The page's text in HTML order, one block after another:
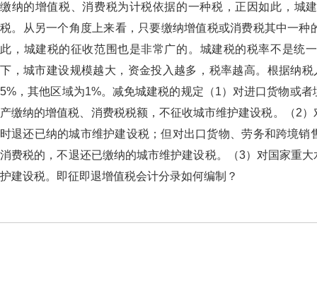
缴纳的增值税、消费税为计税依据的一种税，正因如此
税。从另一个角度上来看，只要缴纳增值税或消费税其中一种的
此，城建税的征收范围也是非常广的。城建税的税率不是统
下，城市建设规模越大，资金投入越多，税率越高。根据
5%，其他区域为1%。减免城建税的规定（1）对进口货物
产缴纳的增值税、消费税税额，不征收城市维护建设税。（2
时退还已纳的城市维护建设税；但对出口货物、劳务和跨境销
消费税的，不退还已缴纳的城市维护建设税。（3）对国
护建设税。即征即退增值税会计分录如何编制？